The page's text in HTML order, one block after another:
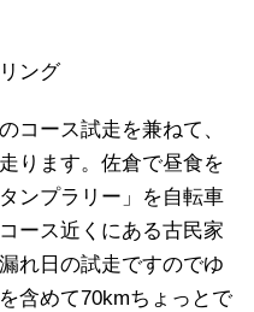
ング
コース試走を兼ねて、
ります。佐倉で昼食を
ンプラリー」を自転車
ース近くにある古民家
れ日の試走ですのでゆ
含めて70kmちょっとで